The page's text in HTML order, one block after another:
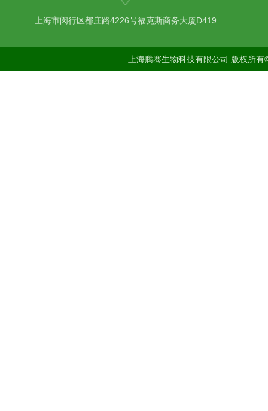
上海市闵行区都庄路4226号福克斯商务大厦D419
上海腾骞生物科技有限公司 版权所